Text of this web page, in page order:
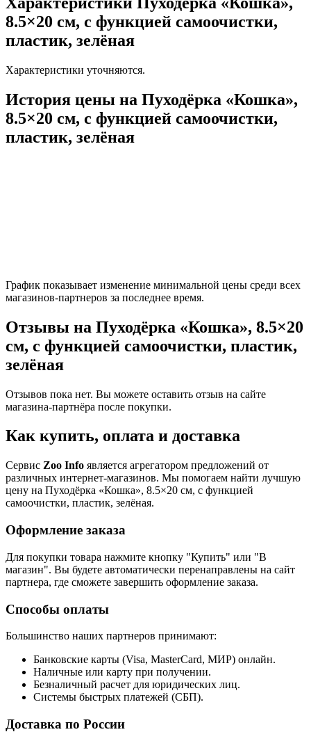
8.5×20 см, с функцией самоочистки,
пластик, зелёная
Характеристики уточняются.
История цены на Пуходёрка «Кошка»,
8.5×20 см, с функцией самоочистки,
пластик, зелёная
График показывает изменение минимальной цены среди всех
магазинов-партнеров за последнее время.
Отзывы на Пуходёрка «Кошка», 8.5×20
см, с функцией самоочистки, пластик,
зелёная
Отзывов пока нет. Вы можете оставить отзыв на сайте
магазина-партнёра после покупки.
Как купить, оплата и доставка
Сервис Zoo Info является агрегатором предложений от
различных интернет-магазинов. Мы помогаем найти лучшую
цену на Пуходёрка «Кошка», 8.5×20 см, с функцией
самоочистки, пластик, зелёная.
Оформление заказа
Для покупки товара нажмите кнопку "Купить" или "В
магазин". Вы будете автоматически перенаправлены на сайт
партнера, где сможете завершить оформление заказа.
Способы оплаты
Большинство наших партнеров принимают:
Банковские карты (Visa, MasterCard, МИР) онлайн.
Наличные или карту при получении.
Безналичный расчет для юридических лиц.
Системы быстрых платежей (СБП).
Доставка по России